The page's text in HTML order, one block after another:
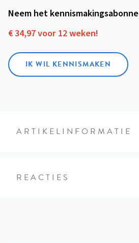
Neem het
€ 34,97 voor 12 weken!
IK WIL KENNISMAKEN
ARTIKELINFORMATIE
REACTIES